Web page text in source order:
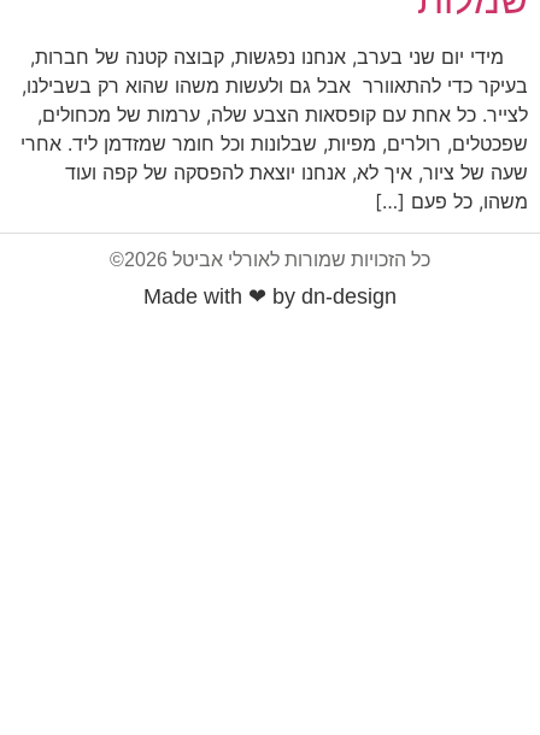
מידי יום שני בערב, אנחנו נפגשות, קבוצה קטנה של חברות,
בעיקר כדי להתאוורר אבל גם ולעשות משהו שהוא רק בשבילנו,
לצייר. כל אחת עם קופסאות הצבע שלה, ערמות של מכחולים,
שפכטלים, רולרים, מפיות, שבלונות וכל חומר שמזדמן ליד. אחרי
שעה של ציור, איך לא, אנחנו יוצאת להפסקה של קפה ועוד
משהו, כל פעם […]
כל הזכויות שמורות לאורלי אביטל 2026©
Made with ❤ by dn-design